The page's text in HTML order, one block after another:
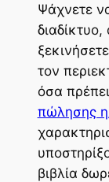
Ψάχνετε
τον
όσα
πώλησης
βιβλία